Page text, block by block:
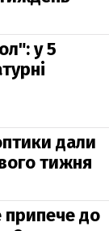
у 5
дали
тижня
до